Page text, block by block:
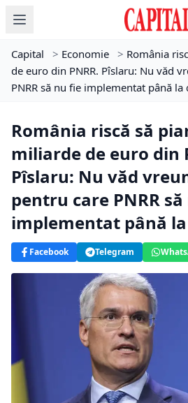
Capital > Economie > România
de euro din PNRR. Pîslaru: Nu văd
PNRR să nu fie implementat până la
România riscă să
miliarde de euro din
Pîslaru: Nu văd
pentru care PNRR
implementat până
Facebook Telegram